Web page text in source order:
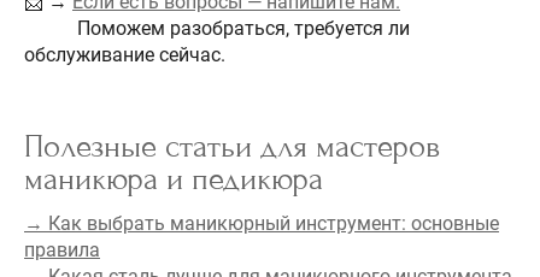
Поможем разобраться, требуется ли
обслуживание сейчас.
Полезные статьи для мастеров
маникюра и педикюра
→ Как выбрать маникюрный инструмент: основные
правила